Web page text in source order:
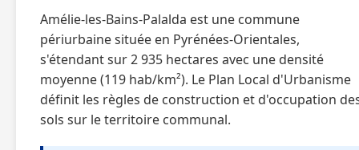
Amélie-les-Bains-Palalda est une commune
périurbaine située en Pyrénées-Orientales,
s'étendant sur 2 935 hectares avec une densité
moyenne (119 hab/km²). Le Plan Local d'Urbanisme
définit les règles de construction et d'occupation
sols sur le territoire communal.